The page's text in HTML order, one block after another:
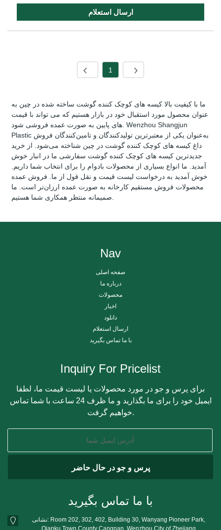
ارسال استعلام
1
ما با کیفیت بالا کیسه های کوچک کننده گوشت ساخته شده در چین به
عنوان محصول مورد استقبال خود در بازار هستیم که می تواند با قیمت
های پایین به صورت عمده فروشی شود. Wenzhou Shangjun
Plastic به‌عنوان یکی از معتبرترین تولیدکنندگان و تامین‌کنندگان فروش
داغ کیسه های کوچک کننده گوشت در چین شناخته می‌شود. از خرید
جدیدترین کیسه های کوچک کننده گوشت سفارشی ما در انبار خوش
آمدید. ما انواع بسیاری از محصولات بادوام را برای انتخاب شما داریم.
خوش آمدید به درخواست لیست قیمت و نقل قول از ما. فروش عمده
محصولات فروش مستقیم کارخانه به صورت عمده ارزان‌تر است. ما
Nav
صفحه اصلی
درباره ما
محصولات
اخبار
دانلود
ارسال استعلام
با ما تماس بگیرید
Inquiry For Pricelist
برای پرس و جو در مورد محصولات یا لیست قیمت ما، لطفا
ایمیل خود را برای ما بگذارید و ما ظرف 24 ساعت با شما تماس
خواهیم گرفت.
با ما تماس بگیرید
نشانی: Room 202, 302, 402, Building 30, Wanyang Pioneer Park,
Qianku Town County Cangnan, Wenzhou City of Zhejiang